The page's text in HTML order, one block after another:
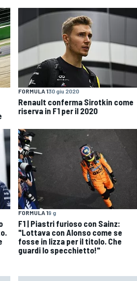
FORMULA 130 giu 2020
Renault conferma Sirotkin come
riserva in F1 per il 2020
FORMULA 19 g
F1 | Piastri furioso con Sainz:
"Lottava con Alonso come se
fosse in lizza per il titolo. Che
guardi lo specchietto!"